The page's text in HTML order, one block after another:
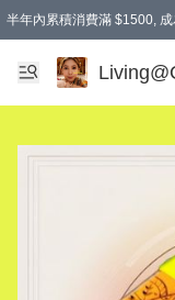
半年內累積消費滿 $1500,
滿$600免本地運費